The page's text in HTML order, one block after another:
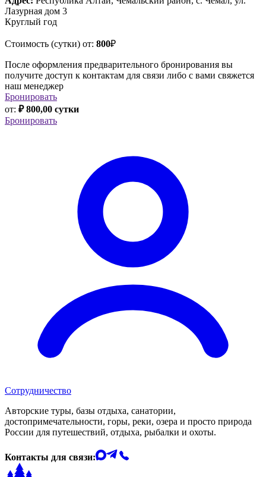
Лазурная дом 3
Круглый год
Стоимость (сутки) от: 800₽
После оформления предварительного бронирования вы
получите доступ к контактам для связи либо с вами свяжется
наш менеджер
Бронировать
от: ₽ 800,00 сутки
Бронировать
Сотрудничество
Авторские туры, базы отдыха, санатории,
достопримечательности, горы, реки, озера и просто природа
России для путешествий, отдыха, рыбалки и охоты.
Контакты для связи: